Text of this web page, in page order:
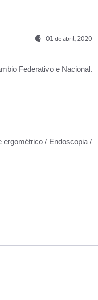
01 de abril, 2020
Federativo e Nacional.
ergométrico / Endoscopia /